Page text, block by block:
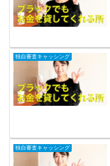
独自審査キャッシング
独自審査キャッシング